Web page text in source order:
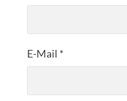
E-Mail *